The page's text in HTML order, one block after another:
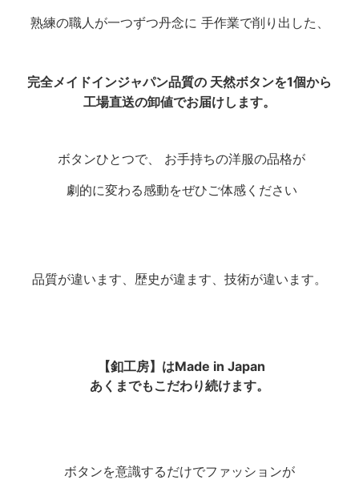
熟練の職人が一つずつ丹念に 手作業で削り出した、
完全メイドインジャパン品質の 天然ボタンを1個から
工場直送の卸値でお届けします。
ボタンひとつで、 お手持ちの洋服の品格が
劇的に変わる感動をぜひご体感ください
品質が違います、歴史が違ます、技術が違います。
【釦工房】はMade in Japan
あくまでもこだわり続けます。
ボタンを意識するだけでファッションが